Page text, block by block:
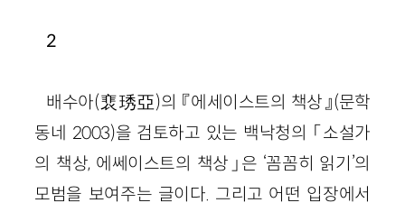
2
배수아(裵琇亞)의 『에세이스트의 책상』(문학
동네 2003)을 검토하고 있는 백낙청의 「소설가
의 책상, 에쎄이스트의 책상」은 ‘꼼꼼히 읽기’의
모범을 보여주는 글이다. 그리고 어떤 입장에서